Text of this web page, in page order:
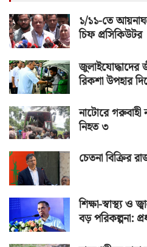
১/১১-তে
চিফ প্রসিকিউটর
জুলাইযোদ্ধাদের
রিকশা উপহার
নাটোরে গরুবাহী
নিহত ৩
চেতনা বিক্রির
শিক্ষা-স্বাস্থ্য ও
বড় পরিকল্পনা: